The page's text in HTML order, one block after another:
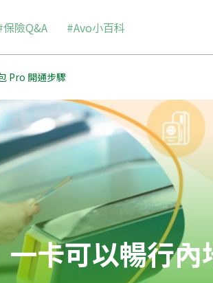
保險Q&A #Avo小百科
Pro 開通步驟
一卡可以暢行